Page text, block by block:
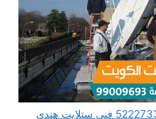
فني ستلايت المطلاع 52227330 فني ستلايت هندي